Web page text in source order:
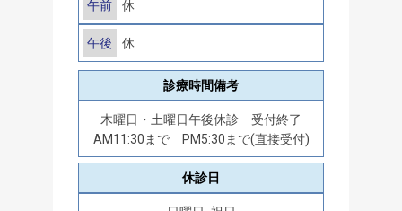
午前 休
午後 休
診療時間備考
木曜日・土曜日午後休診 受付終了
AM11:30まで PM5:30まで(直接受付)
休診日